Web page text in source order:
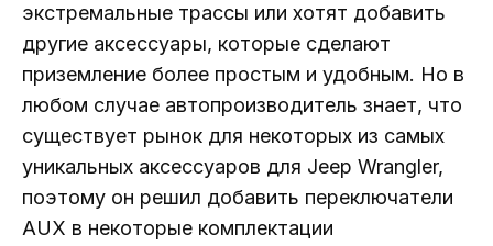
экстремальные трассы или хотят добавить
другие аксессуары, которые сделают
приземление более простым и удобным. Но в
любом случае автопроизводитель знает, что
существует рынок для некоторых из самых
уникальных аксессуаров для Jeep Wrangler,
поэтому он решил добавить переключатели
AUX в некоторые комплектации